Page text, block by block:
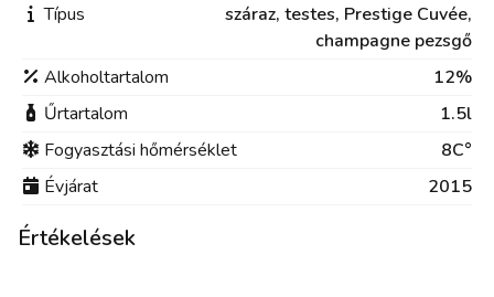
Típus
száraz, testes, Prestige Cuvée,
champagne pezsgő
Alkoholtartalom
12%
Űrtartalom
1.5l
Fogyasztási hőmérséklet
8C°
Évjárat
2015
Értékelések